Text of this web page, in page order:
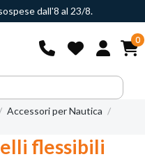
dall'8 al 23/8.
0
Accessori per Nautica
flessibili